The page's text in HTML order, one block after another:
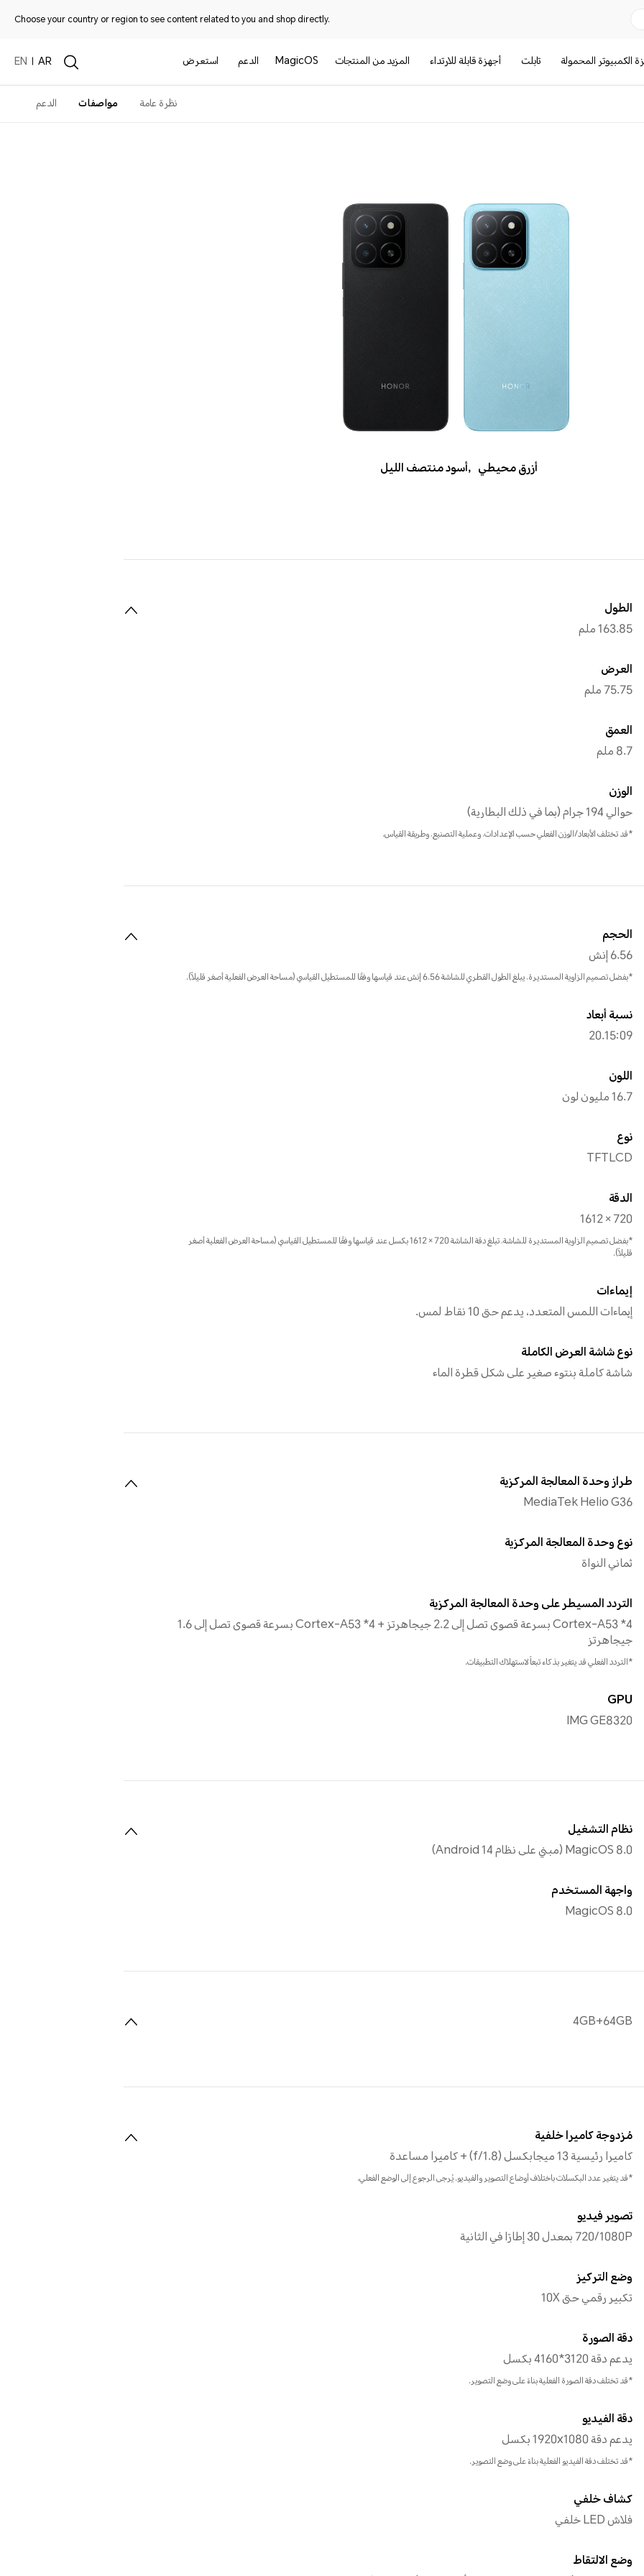
Choose your country or region to see content related to you and shop directly.
الكمبيوتر المحمولة تابلت أجهزة قابلة للارتداء المزيد من المنتجات MagicOS الدعم استعرض AR
EN
نظرة عامة مواصفات الدعم
أزرق محيطي ,أسود منتصف الليل
الطول
163.85 ملم
العرض
75.75 ملم
العمق
8.7 ملم
الوزن
حوالي 194 جرام (بما في ذلك البطارية)
*قد تختلف الأبعاد/الوزن الفعلي حسب الإعدادات، وعملية التصنيع، وطريقة القياس.
الحجم
6.56 إنش
*بفضل تصميم الزاوية المستديرة، يبلغ الطول القطري للشاشة 6.56 إنش عند قياسها وفقًا للمستطيل القياسي (مساحة العرض الفعلية أصغر قليلاً).
نسبة أبعاد
20.15:09
اللون
16.7 مليون لون
نوع
TFTLCD
الدقة
720 × 1612
*بفضل تصميم الزاوية المستديرة للشاشة، تبلغ دقة الشاشة 720 × 1612 بكسل عند قياسها وفقًا للمستطيل القياسي (مساحة العرض الفعلية أصغر
قليلاً).
إيماءات
إيماءات اللمس المتعدد، يدعم حتى 10 نقاط لمس.
نوع شاشة العرض الكاملة
شاشة كاملة بنتوء صغير على شكل قطرة الماء
طراز وحدة المعالجة المركزية
MediaTek Helio G36
نوع وحدة المعالجة المركزية
ثماني النواة
التردد المسيطر على وحدة المعالجة المركزية
4* Cortex-A53 بسرعة قصوى تصل إلى 2.2 جيجاهرتز + 4* Cortex-A53 بسرعة قصوى تصل إلى 1.6
جيجاهرتز
*التردد الفعلي قد يتغير بذكاء تبعاً لاستهلاك التطبيقات.
GPU
IMG GE8320
نظام التشغيل
MagicOS 8.0 (مبني على نظام Android 14)
واجهة المستخدم
MagicOS 8.0
4GB+64GB
مُزدوجة كاميرا خلفية
كاميرا رئيسية 13 ميجابكسل (f/1.8) + كاميرا مساعدة
*قد يتغير عدد البكسلات باختلاف أوضاع التصوير والفيديو. يُرجى الرجوع إلى الوضع الفعلي.
تصوير فيديو
وضع التركيز
تكبير رقمي حتى 10X
دقة الصورة
يدعم دقة 3120*4160 بكسل
*قد تختلف دقة الصورة الفعلية بناءً على وضع التصوير.
دقة الفيديو
يدعم دقة 1920x1080 بكسل
*قد تختلف دقة الفيديو الفعلية بناءً على وضع التصوير.
كشاف خلفي
فلاش LED خلفي
وضع الالتقاط